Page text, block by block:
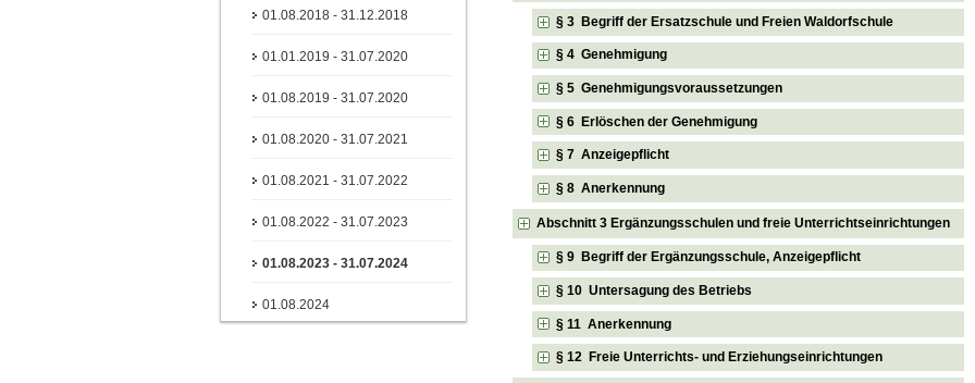
01.08.2018 - 31.12.2018
01.01.2019 - 31.07.2020
01.08.2019 - 31.07.2020
01.08.2020 - 31.07.2021
01.08.2021 - 31.07.2022
01.08.2022 - 31.07.2023
01.08.2023 - 31.07.2024
01.08.2024
§ 3 Begriff der Ersatzschule und Freien Waldorfschule
§ 4 Genehmigung
§ 5 Genehmigungsvoraussetzungen
§ 6 Erlöschen der Genehmigung
§ 7 Anzeigepflicht
§ 8 Anerkennung
Abschnitt 3 Ergänzungsschulen und freie Unterrichtseinrichtungen
§ 9 Begriff der Ergänzungsschule, Anzeigepflicht
§ 10 Untersagung des Betriebs
§ 11 Anerkennung
§ 12 Freie Unterrichts- und Erziehungseinrichtungen